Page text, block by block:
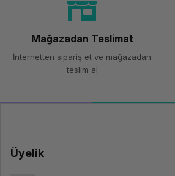
Mağazadan Teslimat
İnternetten sipariş et ve mağazadan
teslim al
Üyelik